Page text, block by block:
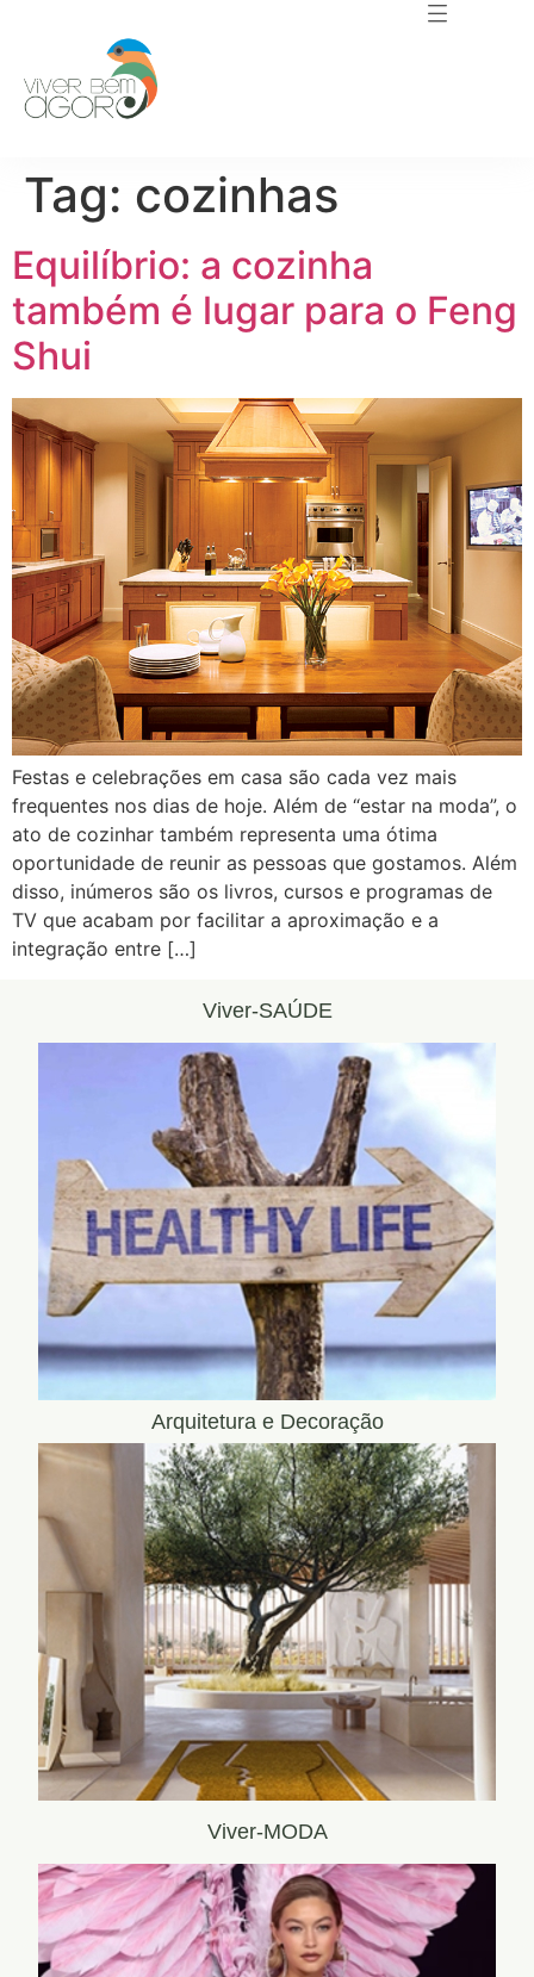
Tag: cozinhas
Equilíbrio: a cozinha
também é lugar para o Feng
Shui
Festas e celebrações em casa são cada vez mais
frequentes nos dias de hoje. Além de “estar na moda”, o
ato de cozinhar também representa uma ótima
oportunidade de reunir as pessoas que gostamos. Além
disso, inúmeros são os livros, cursos e programas de
TV que acabam por facilitar a aproximação e a
integração entre […]
Viver-SAÚDE
Arquitetura e Decoração
Viver-MODA